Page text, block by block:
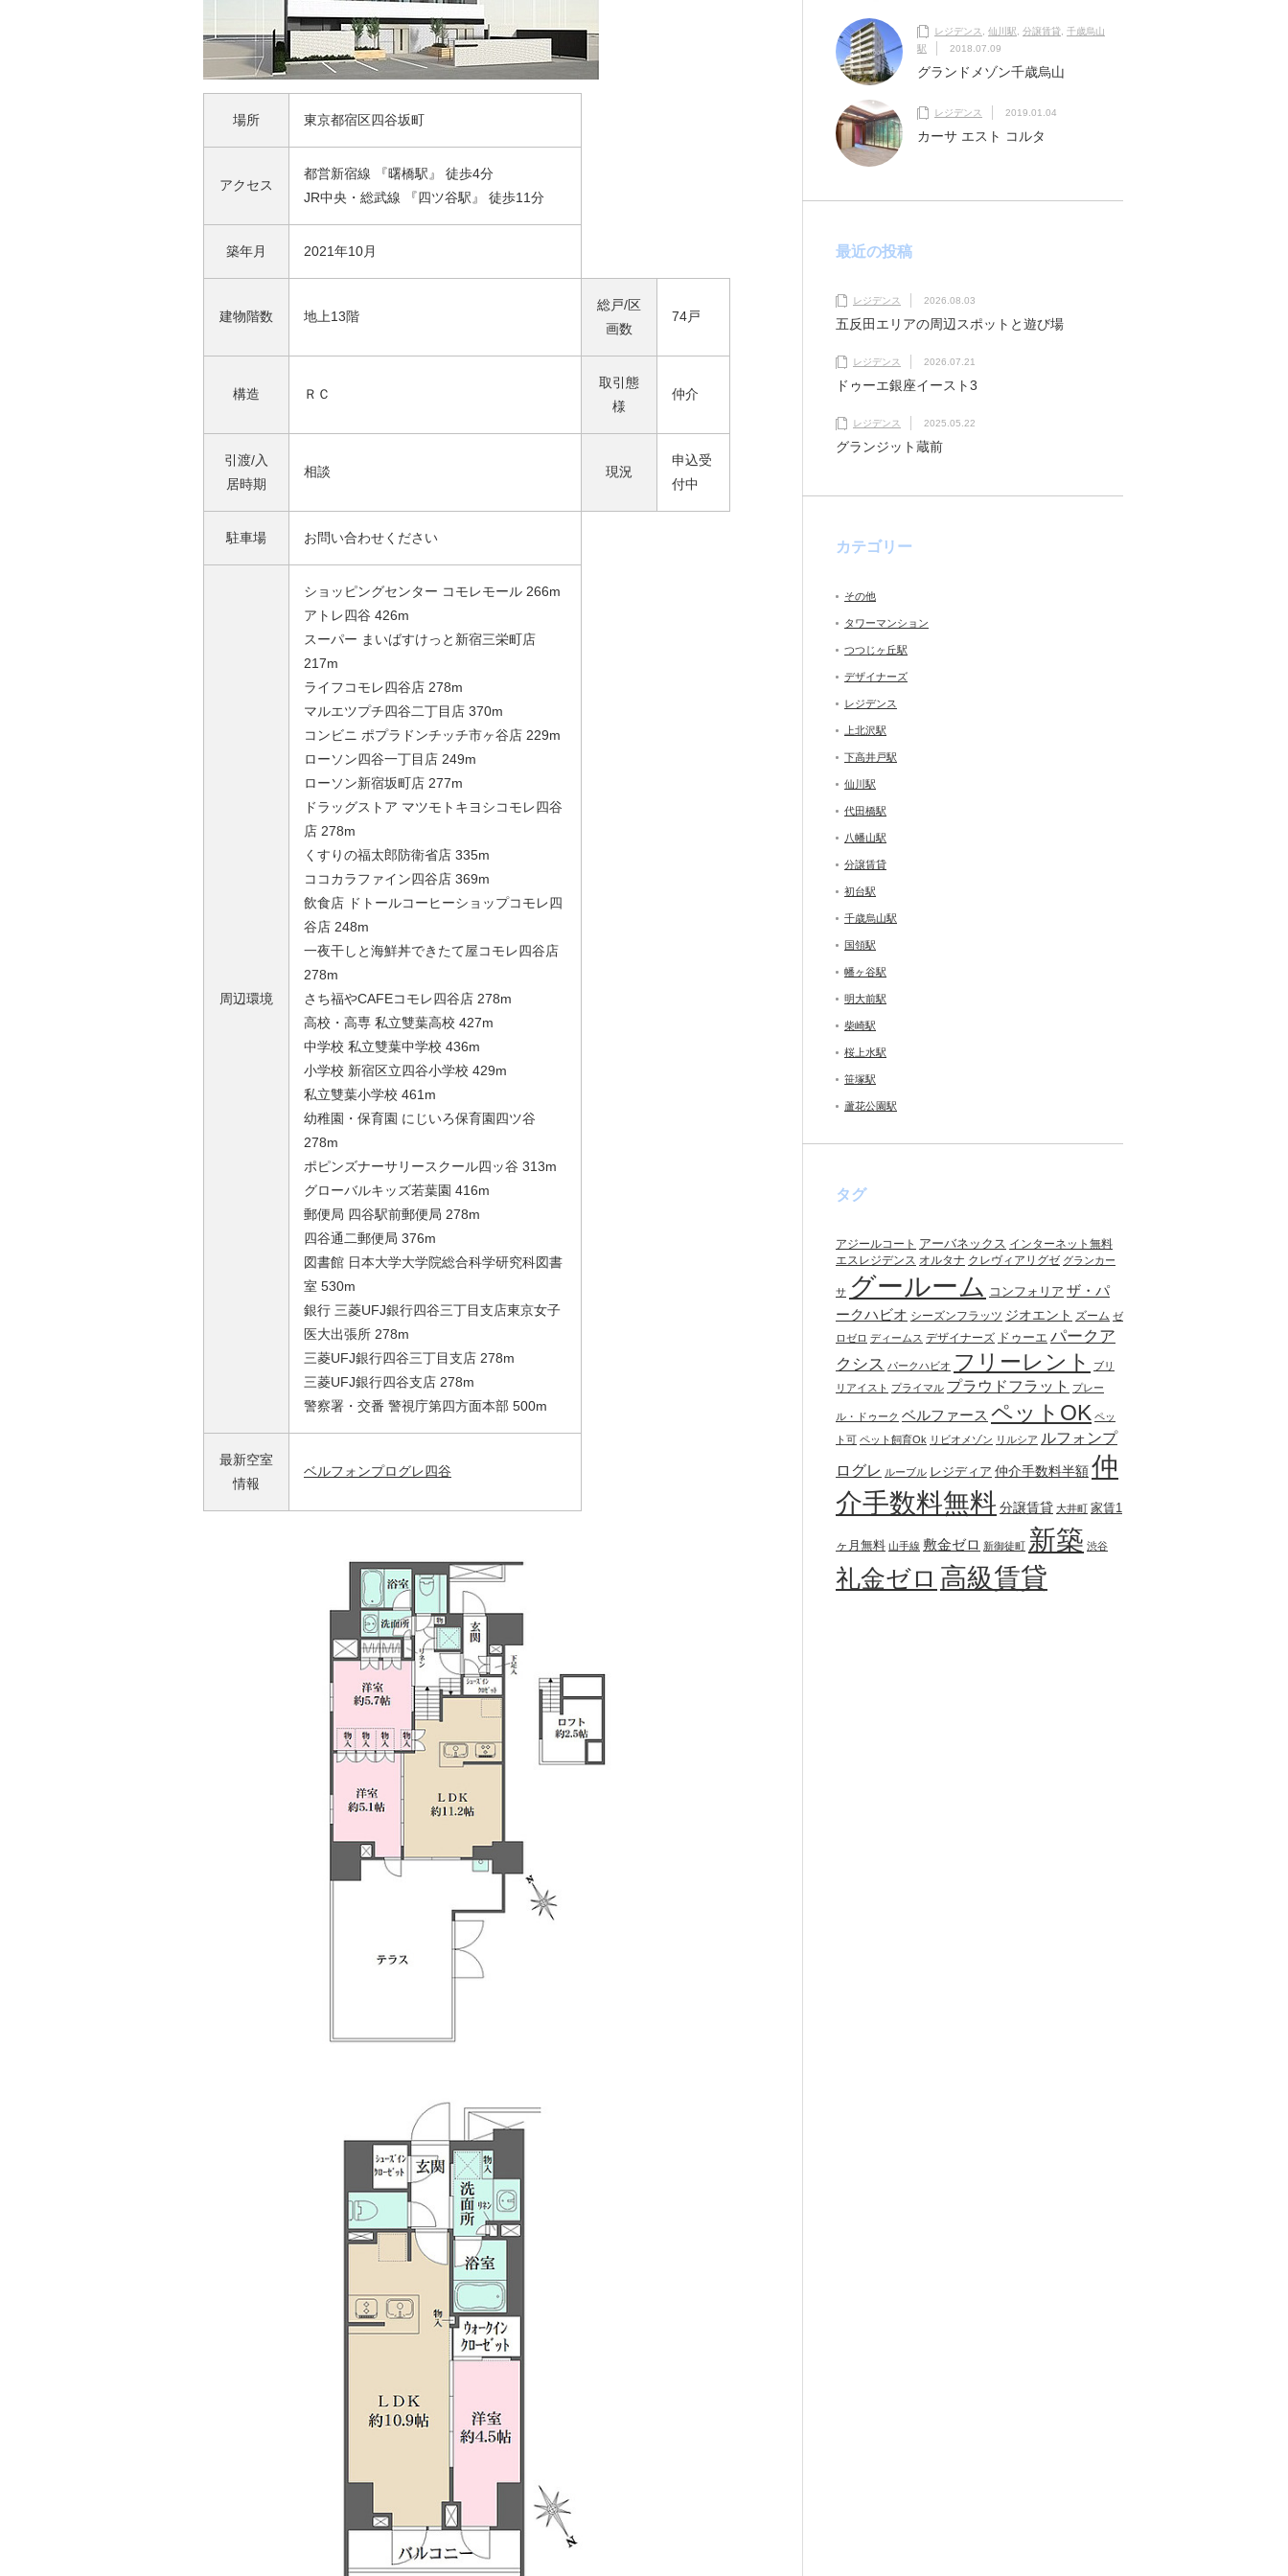
場所 東京都宿区四谷坂町
アクセス
都営新宿線 『曙橋駅』 徒歩4分
JR中央・総武線 『四ツ谷駅』 徒歩11分
築年月 2021年10月
建物階数 地上13階
総戸/区
画数
74戸
構造 ＲＣ
取引態
様
仲介
引渡/入
居時期
相談 現況
申込受
付中
駐車場 お問い合わせください
周辺環境
ショッピングセンター コモレモール 266m
アトレ四谷 426m
スーパー まいばすけっと新宿三栄町店
217m
ライフコモレ四谷店 278m
マルエツプチ四谷二丁目店 370m
コンビニ ポプラドンチッチ市ヶ谷店 229m
ローソン四谷一丁目店 249m
ローソン新宿坂町店 277m
ドラッグストア マツモトキヨシコモレ四谷
店 278m
くすりの福太郎防衛省店 335m
ココカラファイン四谷店 369m
飲食店 ドトールコーヒーショップコモレ四
谷店 248m
一夜干しと海鮮丼できたて屋コモレ四谷店
278m
さち福やCAFEコモレ四谷店 278m
高校・高専 私立雙葉高校 427m
中学校 私立雙葉中学校 436m
小学校 新宿区立四谷小学校 429m
私立雙葉小学校 461m
幼稚園・保育園 にじいろ保育園四ツ谷
278m
ポピンズナーサリースクール四ッ谷 313m
グローバルキッズ若葉園 416m
郵便局 四谷駅前郵便局 278m
四谷通二郵便局 376m
図書館 日本大学大学院総合科学研究科図書
室 530m
銀行 三菱UFJ銀行四谷三丁目支店東京女子
医大出張所 278m
三菱UFJ銀行四谷三丁目支店 278m
三菱UFJ銀行四谷支店 278m
警察署・交番 警視庁第四方面本部 500m
最新空室
情報
ベルフォンプログレ四谷
レジデンス 仙川駅 分譲賃貸 千歳烏山
駅
2018.07.09
グランドメゾン千歳烏山
レジデンス 2019.01.04
カーサ エスト コルタ
最近の投稿
レジデンス 2026.08.03
五反田エリアの周辺スポットと遊び場
レジデンス 2026.07.21
ドゥーエ銀座イースト3
レジデンス 2025.05.22
グランジット蔵前
カテゴリー
その他
タワーマンション
つつじヶ丘駅
デザイナーズ
レジデンス
上北沢駅
下高井戸駅
仙川駅
代田橋駅
八幡山駅
分譲賃貸
初台駅
千歳烏山駅
国領駅
幡ヶ谷駅
明大前駅
柴崎駅
桜上水駅
笹塚駅
蘆花公園駅
タグ
アジールコート アーバネックス インターネット無料
エスレジデンス オルタナ クレヴィアリグゼ グランカー
サ グールーム コンフォリア ザ・パ
ークハビオ シーズンフラッツ ジオエント ズーム ゼ
ロゼロ ディームス デザイナーズ ドゥーエ パークア
クシス パークハビオ フリーレント
ブリ
リアイスト プライマル プラウドフラット プレー
ル・ドゥーク ベルファース ペットOK ペッ
ト可 ペット飼育Ok リビオメゾン リルシア ルフォンプ
ログレ ルーブル レジディア 仲介手数料半額仲
介手数料無料 分譲賃貸 大井町 家賃1
ヶ月無料 山手線 敷金ゼロ 新御徒町 新築 渋谷
礼金ゼロ 高級賃貸